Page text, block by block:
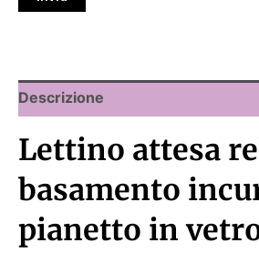
Descrizione
Lettino attesa
basamento
pianetto in